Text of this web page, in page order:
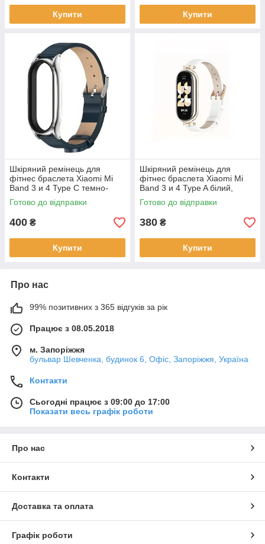
Купити Купити
Шкіряний ремінець для
фітнес браслета Xiaomi Mi
Band 3 и 4 Type С темно-
синій, тримач - сріблястий
Готово до відправки
400 ₴
Купити
Шкіряний ремінець для
фітнес браслета Xiaomi Mi
Band 3 и 4 Type A білий,
тримач - золотистий
Готово до відправки
380 ₴
Купити
Про нас
99% позитивних з 365 відгуків за рік
Працює з 08.05.2018
м. Запоріжжя
бульвар Шевченка, будинок 6, Офіс, Запоріжжя, Україна
Контакти
Сьогодні працює з 09:00 до 17:00
Показати весь графік роботи
Про нас
Контакти
Доставка та оплата
Графік роботи